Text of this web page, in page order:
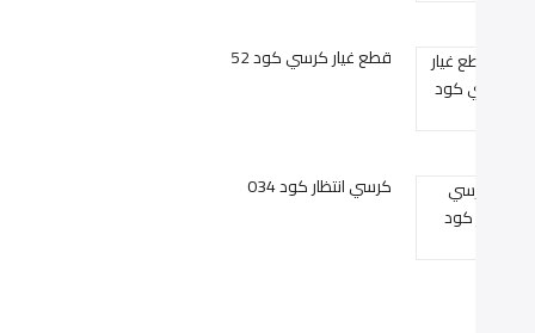
قطع غيار كرسي كود 52
كرسي انتظار كود 034